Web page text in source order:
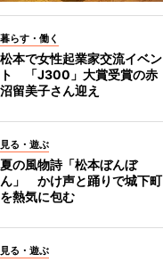
暮らす・働く
松本で女性起業家交流イベン
ト 「J300」大賞受賞の赤
沼留美子さん迎え
見る・遊ぶ
夏の風物詩「松本ぼんぼ
ん」 かけ声と踊りで城下町
を熱気に包む
見る・遊ぶ